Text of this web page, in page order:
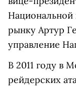
рынку Артур
управление
В 2011 году в
рейдерских